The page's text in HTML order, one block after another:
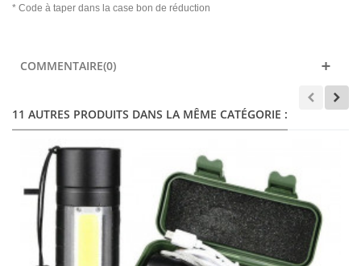
* Code à taper dans la case bon de réduction
COMMENTAIRE(0)
11 AUTRES PRODUITS DANS LA MÊME CATÉGORIE :